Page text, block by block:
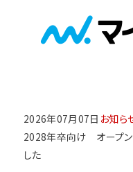
2026年07月07日 お知ら
2028年卒向け オープン
した